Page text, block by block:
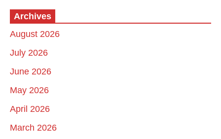
Archives
August 2026
July 2026
June 2026
May 2026
April 2026
March 2026